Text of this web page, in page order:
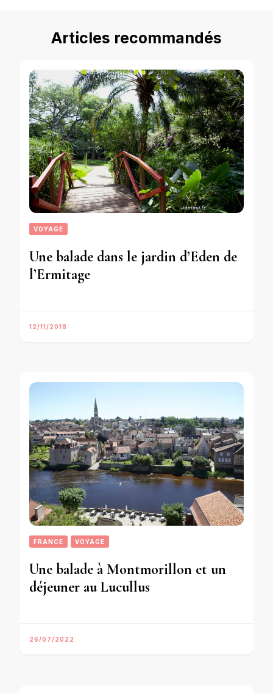
Articles recommandés
VOYAGE
Une balade dans le jardin d’Eden de
l’Ermitage
12/11/2018
FRANCE VOYAGE
Une balade à Montmorillon et un
déjeuner au Lucullus
26/07/2022